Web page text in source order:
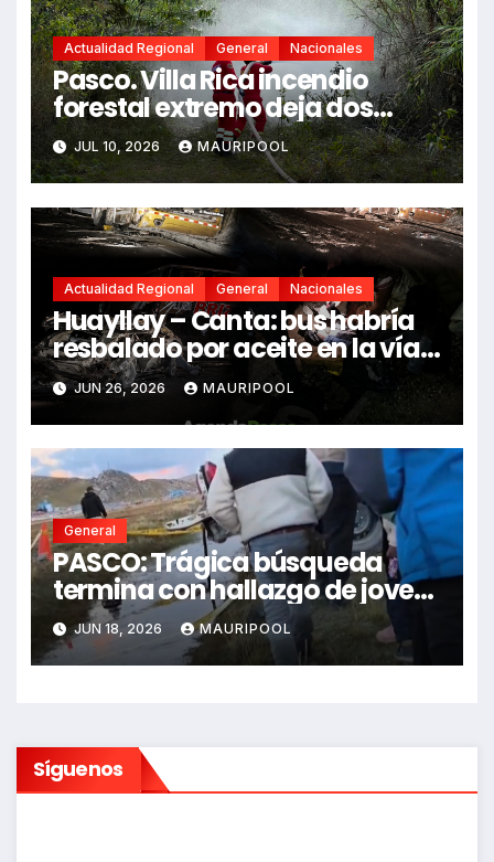
Actualidad Regional General Nacionales
Pasco. Villa Rica incendio
forestal extremo deja dos
fallecidos y heridos
JUL 10, 2026 MAURIPOOL
Actualidad Regional General Nacionales
Huayllay – Canta: bus habría
resbalado por aceite en la vía e
impactó auto siniestrado
dejando dos fallecidos
JUN 26, 2026 MAURIPOOL
General
PASCO: Trágica búsqueda
termina con hallazgo de joven
sin vida en Rancas
JUN 18, 2026 MAURIPOOL
Síguenos